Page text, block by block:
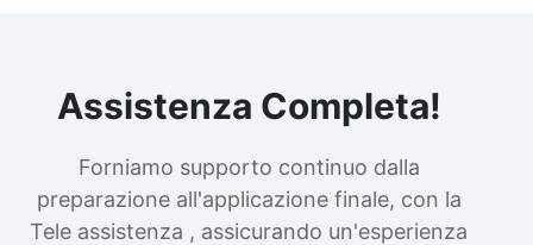
Assistenza Completa!
Forniamo supporto continuo dalla
preparazione all'applicazione finale, con la
Tele assistenza , assicurando un'esperienza